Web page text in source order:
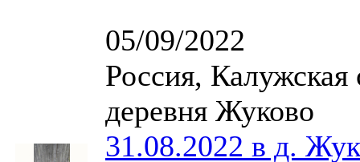
05/09/2022
Россия, Калужская
деревня Жуково
31.08.2022 в д.